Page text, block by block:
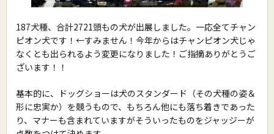
187犬種、合計2721頭もの犬が出展しました。一応全てチャン
ピオン犬です！←すみません！今年からはチャンピオン犬じゃ
なくとも出られるよう変更になりました！ご指摘ありがとうご
ざいます！！
基本的に、ドッグショーは犬のスタンダード（その犬種の姿＆
形に忠実か）を競うもので、もちろん他にも落ち着きであった
り、マナーも含まれていますがそういったものをジャッジーが